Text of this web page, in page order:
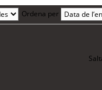
Ordena per